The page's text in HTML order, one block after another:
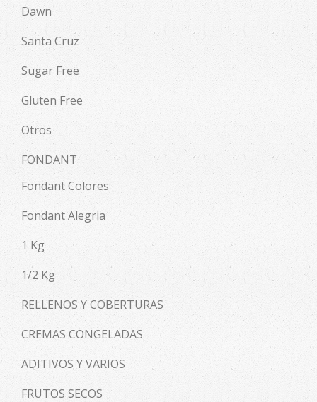
Dawn
Santa Cruz
Sugar Free
Gluten Free
Otros
FONDANT
Fondant Colores
Fondant Alegria
1 Kg
1/2 Kg
RELLENOS Y COBERTURAS
CREMAS CONGELADAS
ADITIVOS Y VARIOS
FRUTOS SECOS